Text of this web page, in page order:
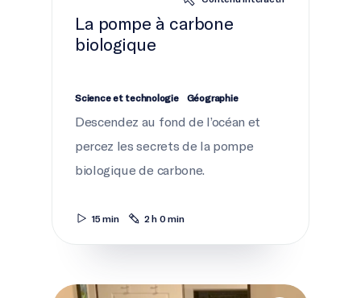
La pompe à carbone
biologique
Science et technologie Géographie
Descendez au fond de l’océan et
percez les secrets de la pompe
biologique de carbone.
15 min 2 h 0 min
Passe à l'action pour l'océan